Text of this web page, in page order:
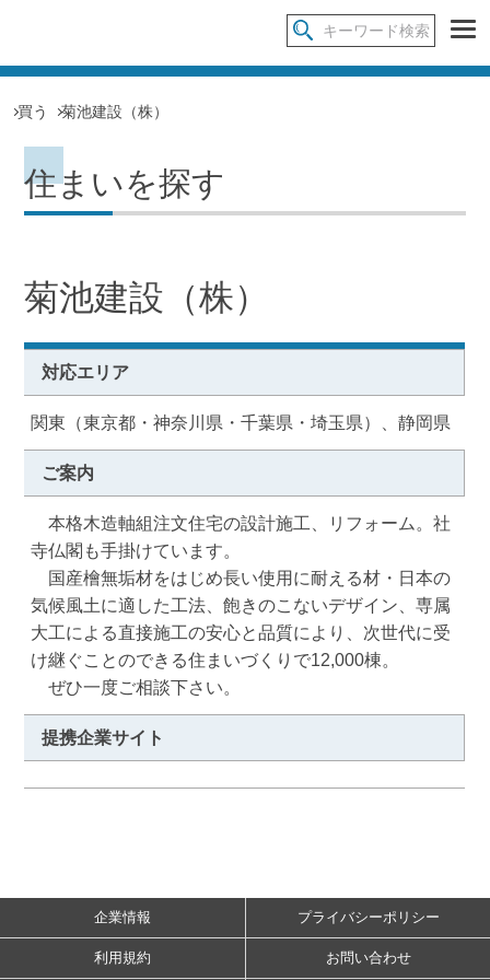
買う 菊池建設（株）
住まいを探す
菊池建設（株）
対応エリア
関東（東京都・神奈川県・千葉県・埼玉県）、静岡県
ご案内
本格木造軸組注文住宅の設計施工、リフォーム。社
寺仏閣も手掛けています。
国産檜無垢材をはじめ長い使用に耐える材・日本の
気候風土に適した工法、飽きのこないデザイン、専属
大工による直接施工の安心と品質により、次世代に受
け継ぐことのできる住まいづくりで12,000棟。
ぜひ一度ご相談下さい。
提携企業サイト
企業情報 プライバシーポリシー
利用規約 お問い合わせ